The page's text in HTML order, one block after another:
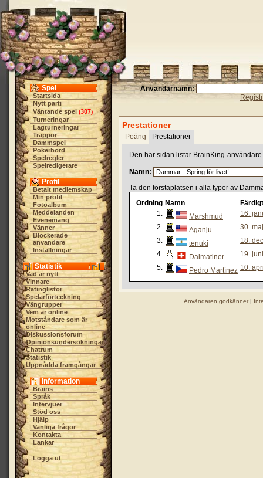
Spel
Startsida
Nytt parti
Väntande spel (307)
Turneringar
Lagturneringar
Trappor
Dammspel
Pokerbord
Spelregler
Spelredigerare
Profil
Betalt medlemskap
Min profil
Fotoalbum
Meddelanden
Evenemang
Vänner
Blockerade
användare
Inställningar
Statistik
Vad är nytt
Vinnare
Ratinglistor
Spelarförteckning
Vängrupper
Vem är online
Motståndare som är
online
Diskussionsforum
Opinionsundersökningar
Chatrum
Statistik
Uppnådda framgångar
Information
Brains
Språk
Intervjuer
Stöd oss
Hjälp
Vanliga frågor
Kontakta
Länkar
Logga ut
Användarnamn:
Prestationer
Poäng Prestationer
Den här sidan listar BrainKing-
Namn:
Ta den förstaplatsen i alla typer av
Ordning Namn
1.
Marshmud
16.
2.
Aganju
30.
3.
tenuki
18.
4.
Dalmatiner
19.
5.
Pedro Martínez 10.
Användaren godkänner|